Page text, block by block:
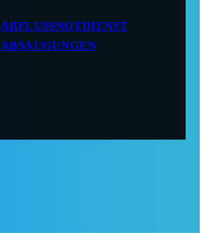
ABFLUSSNOTDIENST
ABSAUGUNGEN